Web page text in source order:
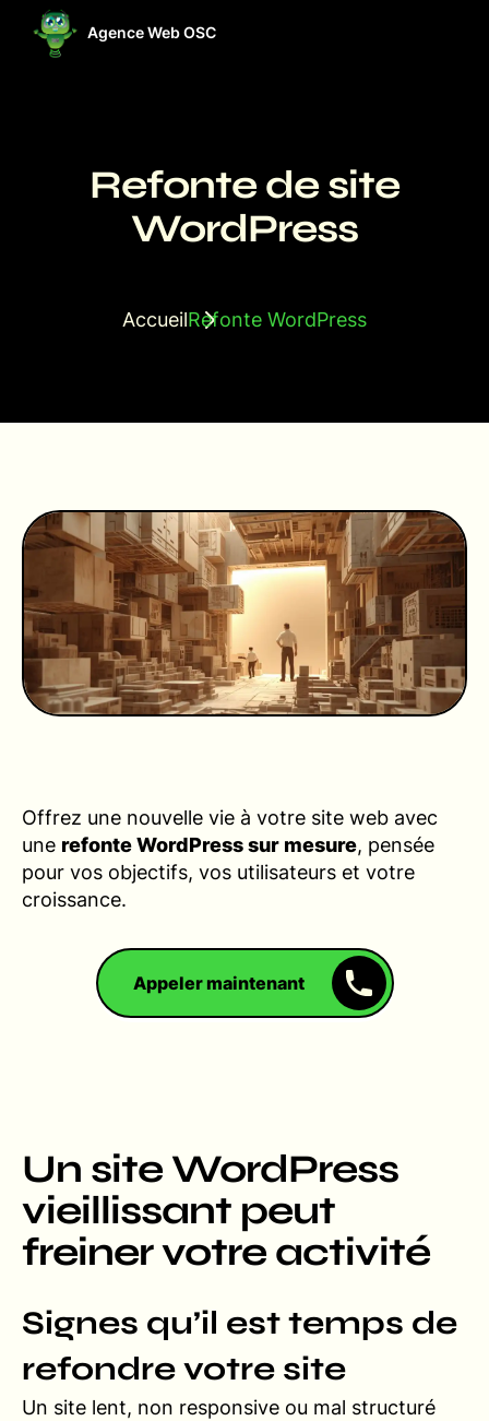
Agence Web OSC
Refonte de site
WordPress
AccueilRefonte WordPress
Offrez une nouvelle vie à votre site web avec
une refonte WordPress sur mesure, pensée
pour vos objectifs, vos utilisateurs et votre
croissance.
Appeler maintenant
Un site WordPress
vieillissant peut
freiner votre activité
Signes qu’il est temps de
refondre votre site
Un site lent, non responsive ou mal structuré